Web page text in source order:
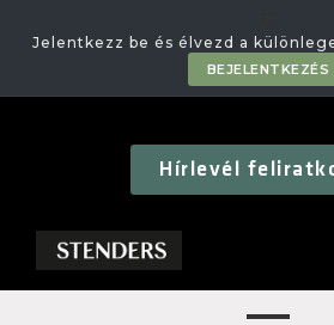
Jelentkezz be és élvezd a
BEJELENTKEZÉS
Hírlevél